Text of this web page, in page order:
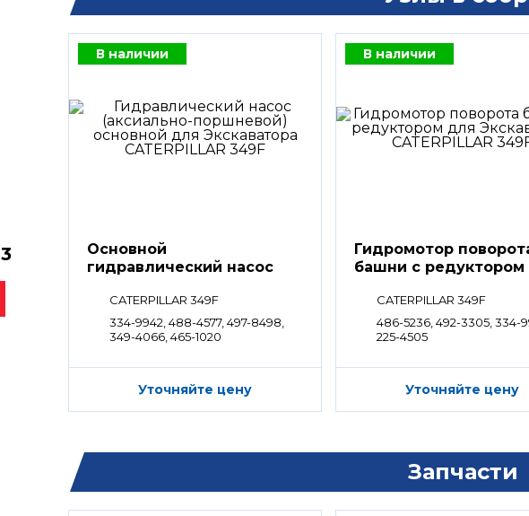
В наличии
Основной
гидравлический насос
CATERPILLAR 349F
334-9942, 488-4577, 497-8498,
349-4066, 465-1020
Уточняйте цену
В наличии
Гидромотор
башни с редуктором
CATERPILLAR 349F
486-5236, 492-3305, 334-
225-4505
Уточняйте цену
Запчасти